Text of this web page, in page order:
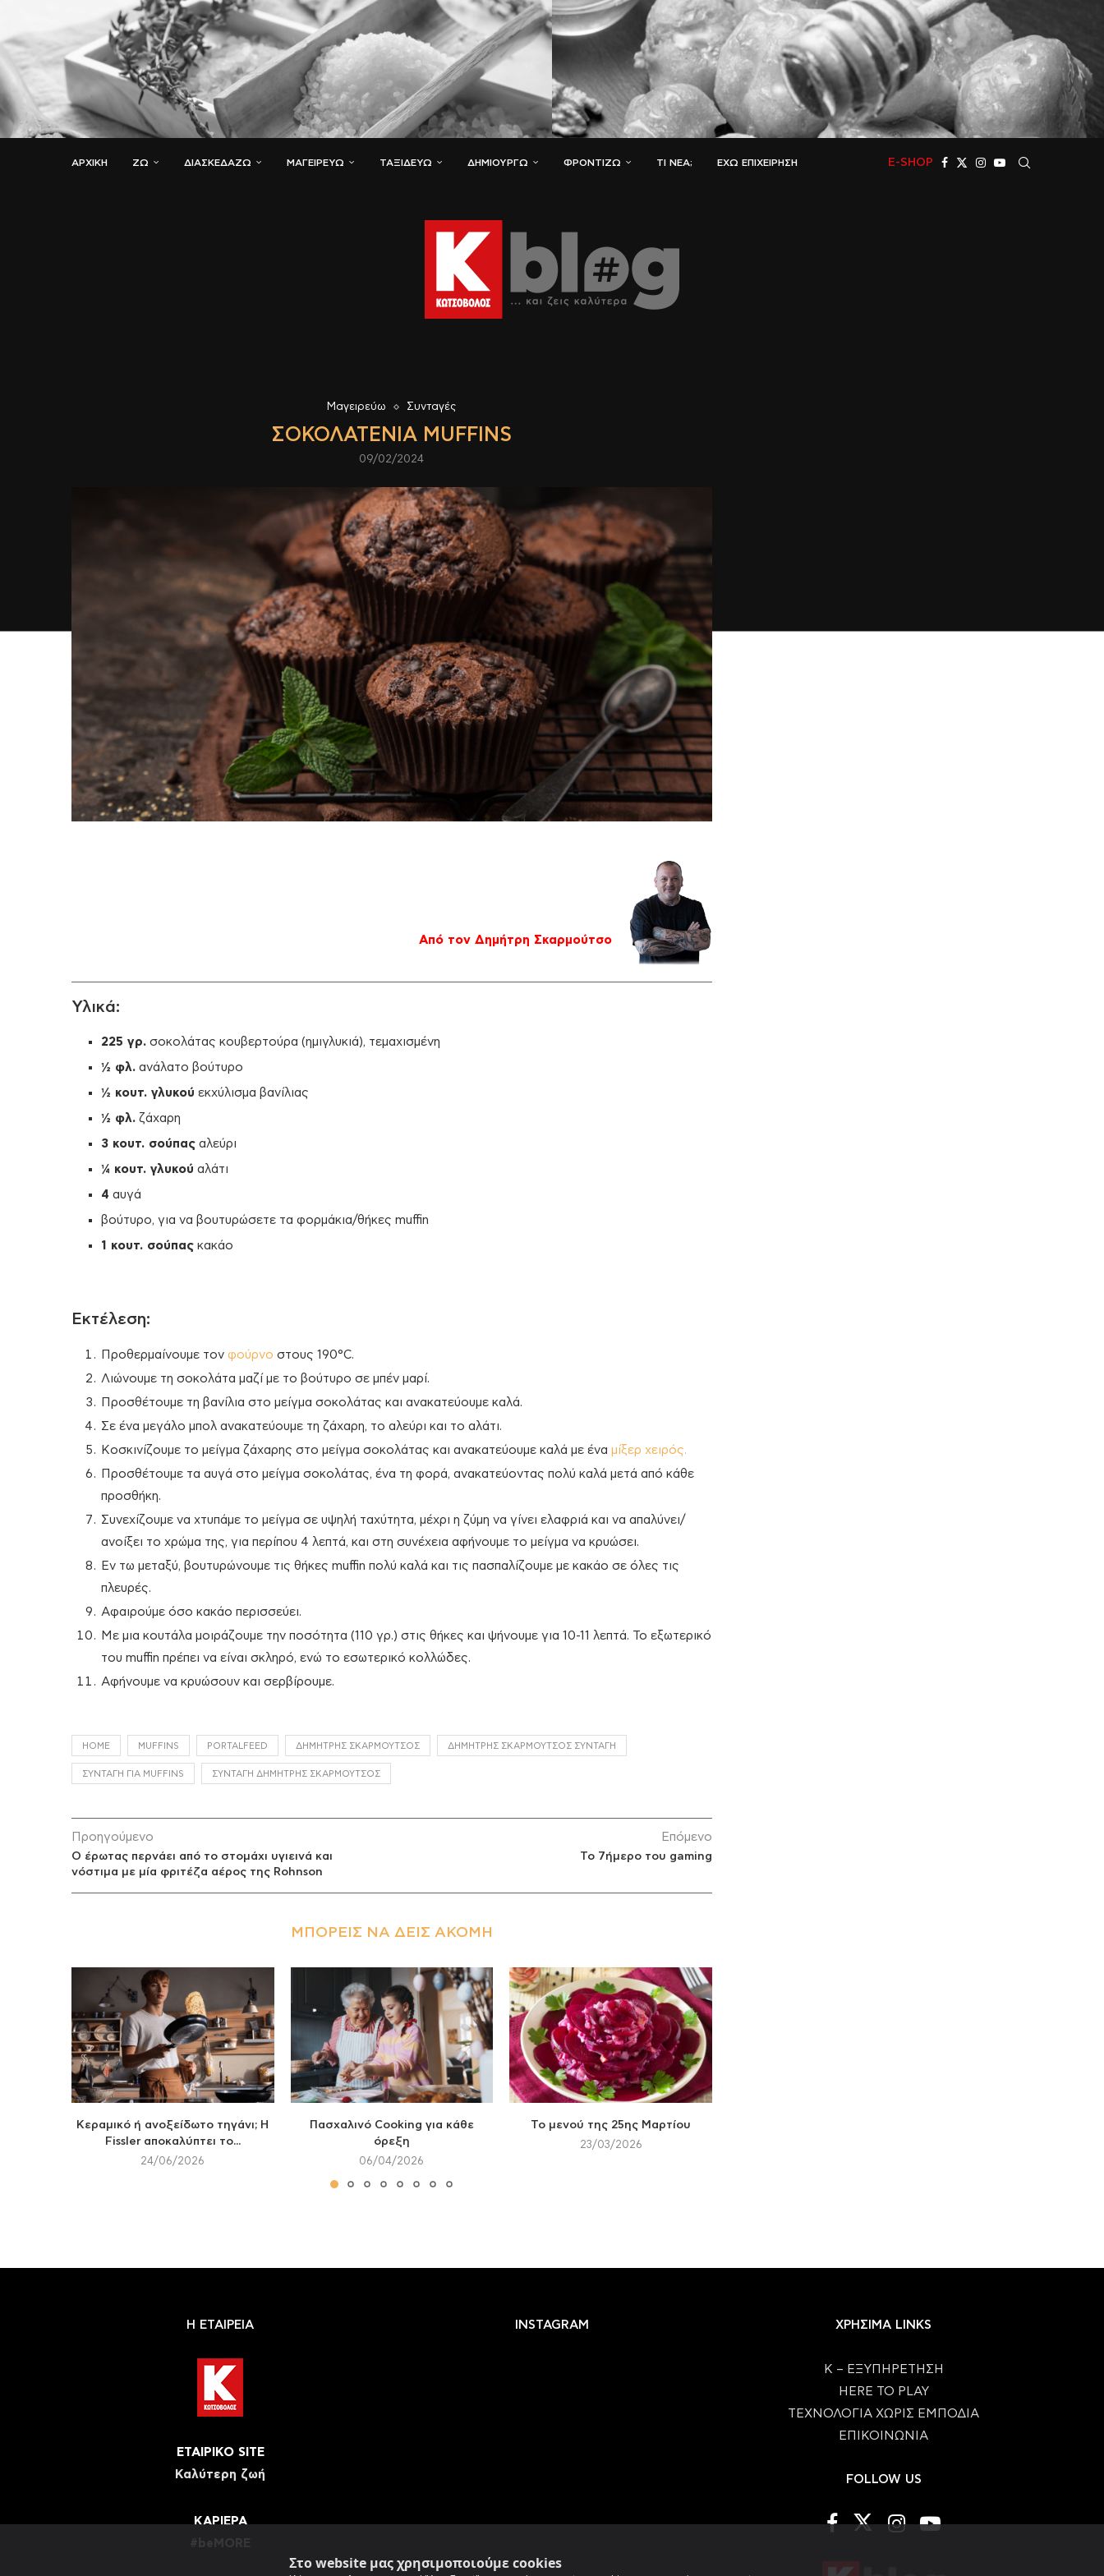
Στο website μας χρησιμοποιούμε cookies
ΑΡΧΙΚΗ ΖΏ ΔΙΑΣΚΕΔΆΖΩ ΜΑΓΕΙΡΕΎΩ ΤΑΞΙΔΕΎΩ ΔΗΜΙΟΥΡΓΏ ΦΡΟΝΤΊΖΩ ΤΙ ΝΈΑ; ΈΧΩ ΕΠΙΧΕΊΡΗΣΗ E-SHOP
Μαγειρεύω Συνταγές
ΣΟΚΟΛΑΤΈΝΙΑ MUFFINS
09/02/2024
Από τον Δημήτρη Σκαρμούτσο
Υλικά:
225 γρ. σοκολάτας κουβερτούρα (ημιγλυκιά), τεμαχισμένη
½ φλ. ανάλατο βούτυρο
½ κουτ. γλυκού εκχύλισμα βανίλιας
½ φλ. ζάχαρη
3 κουτ. σούπας αλεύρι
¼ κουτ. γλυκού αλάτι
4 αυγά
βούτυρο, για να βουτυρώσετε τα φορμάκια/θήκες muffin
1 κουτ. σούπας κακάο
Εκτέλεση:
Προθερμαίνουμε τον φούρνο στους 190°C.
Λιώνουμε τη σοκολάτα μαζί με το βούτυρο σε μπέν μαρί.
Προσθέτουμε τη βανίλια στο μείγμα σοκολάτας και ανακατεύουμε καλά.
Σε ένα μεγάλο μπολ ανακατεύουμε τη ζάχαρη, το αλεύρι και το αλάτι.
Κοσκινίζουμε το μείγμα ζάχαρης στο μείγμα σοκολάτας και ανακατεύουμε καλά με ένα μίξερ χειρός.
Προσθέτουμε τα αυγά στο μείγμα σοκολάτας, ένα τη φορά, ανακατεύοντας πολύ καλά μετά από κάθε
προσθήκη.
Συνεχίζουμε να χτυπάμε το μείγμα σε υψηλή ταχύτητα, μέχρι η ζύμη να γίνει ελαφριά και να απαλύνει/
ανοίξει το χρώμα της, για περίπου 4 λεπτά, και στη συνέχεια αφήνουμε το μείγμα να κρυώσει.
Εν τω μεταξύ, βουτυρώνουμε τις θήκες muffin πολύ καλά και τις πασπαλίζουμε με κακάο σε όλες τις
πλευρές.
Αφαιρούμε όσο κακάο περισσεύει.
Με μια κουτάλα μοιράζουμε την ποσότητα (110 γρ.) στις θήκες και ψήνουμε για 10-11 λεπτά. Το εξωτερικό
του muffin πρέπει να είναι σκληρό, ενώ το εσωτερικό κολλώδες.
Αφήνουμε να κρυώσουν και σερβίρουμε.
HOME MUFFINS PORTALFEED ΔΗΜΉΤΡΗΣ ΣΚΑΡΜΟΎΤΣΟΣ ΔΗΜΉΤΡΗΣ ΣΚΑΡΜΟΎΤΣΟΣ ΣΥΝΤΑΓΉ
ΣΥΝΤΑΓΉ ΓΙΑ MUFFINS ΣΥΝΤΑΓΉ ΔΗΜΉΤΡΗΣ ΣΚΑΡΜΟΎΤΣΟΣ
Προηγούμενο
Ο έρωτας περνάει από το στομάχι υγιεινά και
νόστιμα με μία φριτέζα αέρος της Rohnson
Επόμενο
Το 7ήμερο του gaming
ΜΠΟΡΕΊΣ ΝΑ ΔΕΙΣ ΑΚΌΜΗ
Κεραμικό ή ανοξείδωτο τηγάνι; Η
Fissler αποκαλύπτει το...
24/06/2026
Πασχαλινό Cooking για κάθε
όρεξη
06/04/2026
Το μενού της 25ης Μαρτίου
23/03/2026
Η ΕΤΑΙΡΕΙΑ
ΕΤΑΙΡΙΚΟ SITE
Καλύτερη ζωή
ΚΑΡΙΕΡΑ
INSTAGRAM ΧΡΗΣΙΜΑ LINKS
Κ – ΕΞΥΠΗΡΕΤΗΣΗ
HERE TO PLAY
ΤΕΧΝΟΛΟΓΙΑ ΧΩΡΙΣ ΕΜΠΟΔΙΑ
ΕΠΙΚΟΙΝΩΝΙΑ
FOLLOW US